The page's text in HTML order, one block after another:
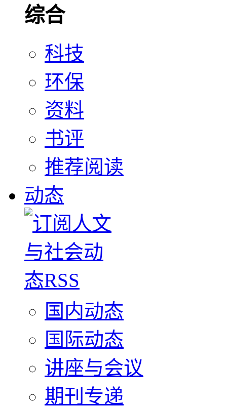
综合
科技
环保
资料
书评
推荐阅读
动态
国内动态
国际动态
讲座与会议
期刊专递